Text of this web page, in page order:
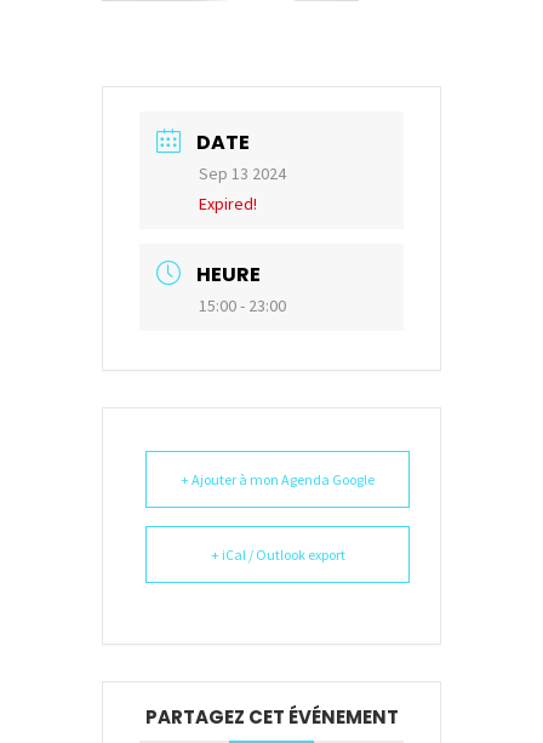
DATE
Sep 13 2024
Expired!
HEURE
15:00 - 23:00
+ Ajouter à mon Agenda Google
+ iCal / Outlook export
PARTAGEZ CET ÉVÉNEMENT